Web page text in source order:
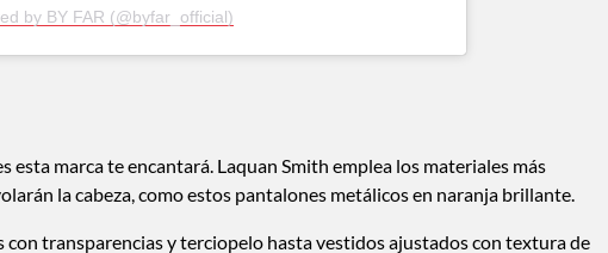
by BY FAR (@byfar_official)
esta marca te encantará. Laquan Smith emplea los materiales más
la cabeza, como estos pantalones metálicos en naranja brillante.
transparencias y terciopelo hasta vestidos ajustados con textura de